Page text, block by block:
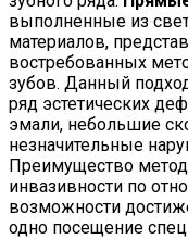
выполненные из
материалов,
востребованных
зубов. Данный
ряд эстетических
эмали, небольшие
незначительные
Преимущество
инвазивности по
возможности
одно посещение